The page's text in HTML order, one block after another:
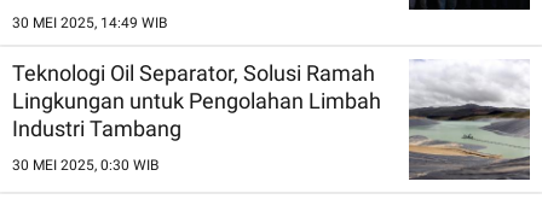
30 MEI 2025, 14:49 WIB
Teknologi Oil Separator, Solusi Ramah
Lingkungan untuk Pengolahan Limbah
Industri Tambang
30 MEI 2025, 0:30 WIB